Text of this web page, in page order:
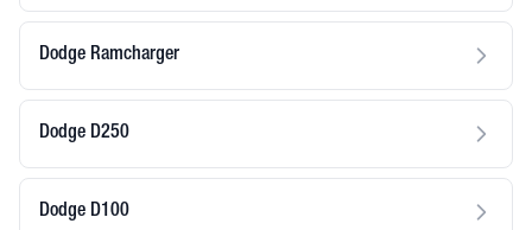
Dodge Ramcharger
Dodge D250
Dodge D100